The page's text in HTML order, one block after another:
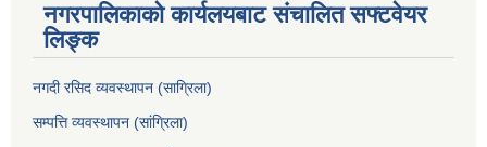
नगरपालिकाको कार्यलयबाट संचालित सफ्टवेयर
लिङ्क
नगदी रसिद व्यवस्थापन (साग्रिला)
सम्पत्ति व्यवस्थापन (सांग्रिला)